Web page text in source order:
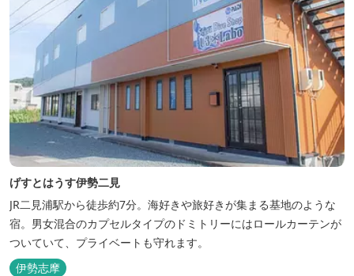
げすとはうす伊勢二見
JR二見浦駅から徒歩約7分。海好きや旅好きが集まる基地のような
宿。男女混合のカプセルタイプのドミトリーにはロールカーテンが
ついていて、プライベートも守れます。
伊勢志摩